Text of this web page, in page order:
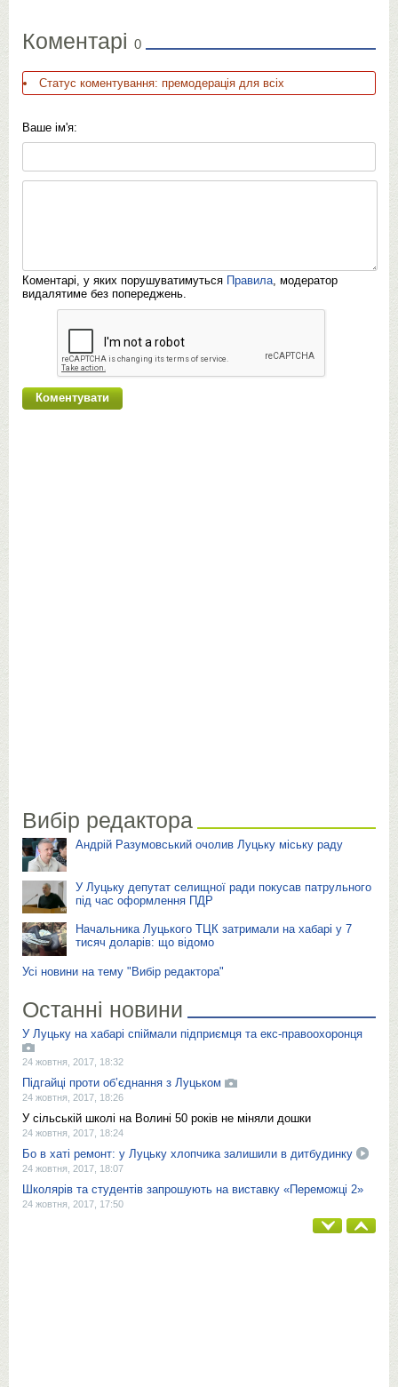
Коментарі 0
Статус коментування: премодерація для всіх
Ваше ім'я:
Коментарі, у яких порушуватимуться Правила, модератор
видалятиме без попереджень.
Вибір редактора
Андрій Разумовський очолив Луцьку міську раду
У Луцьку депутат селищної ради покусав патрульного
під час оформлення ПДР
Начальника Луцького ТЦК затримали на хабарі у 7
тисяч доларів: що відомо
Усі новини на тему "Вибір редактора"
Останні новини
У Луцьку на хабарі спіймали підприємця та екс-правоохоронця
24 жовтня, 2017, 18:32
Підгайці проти об’єднання з Луцьком
24 жовтня, 2017, 18:26
У сільській школі на Волині 50 років не міняли дошки
24 жовтня, 2017, 18:24
Бо в хаті ремонт: у Луцьку хлопчика залишили в дитбудинку
24 жовтня, 2017, 18:07
Школярів та студентів запрошують на виставку «Переможці 2»
24 жовтня, 2017, 17:50